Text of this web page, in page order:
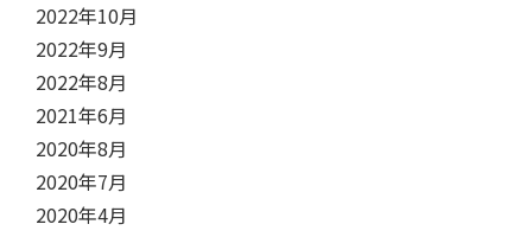
2022年10月
2022年9月
2022年8月
2021年6月
2020年8月
2020年7月
2020年4月